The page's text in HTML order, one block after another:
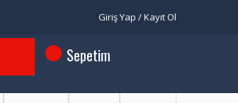
Giriş Yap / Kayıt Ol
Sepetim